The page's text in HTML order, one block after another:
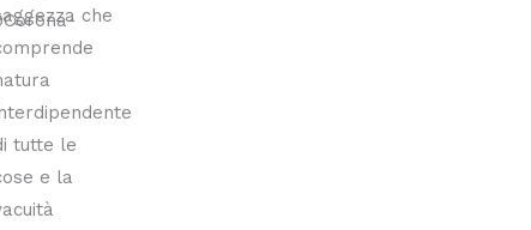
che
tutte le
e la